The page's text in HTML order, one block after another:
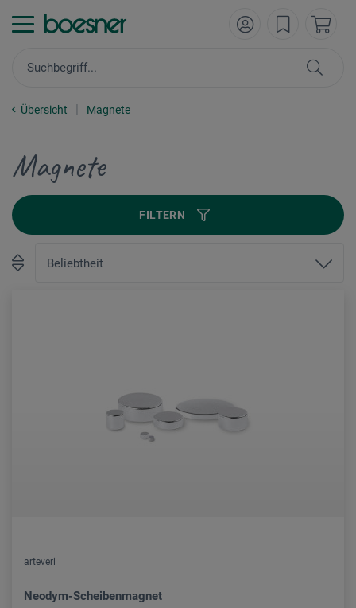
Übersicht Magnete
Magnete
FILTERN
arteveri
Neodym-Scheibenmagnet